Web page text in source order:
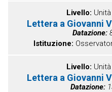
Livello
Lettera a Giovanni
Datazione
Istituzione
Livello
Lettera a Giovanni
Datazione